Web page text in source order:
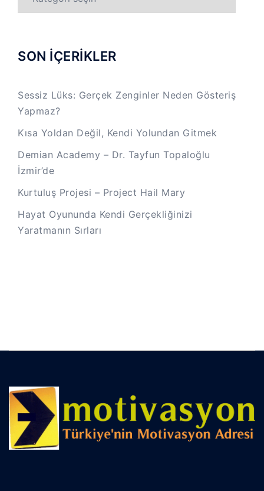
KATEGORİLER
SON İÇERİKLER
Sessiz Lüks: Gerçek Zenginler Neden Gösteriş
Yapmaz?
Kısa Yoldan Değil, Kendi Yolundan Gitmek
Demian Academy – Dr. Tayfun Topaloğlu
İzmir’de
Kurtuluş Projesi – Project Hail Mary
Hayat Oyununda Kendi Gerçekliğinizi
Yaratmanın Sırları